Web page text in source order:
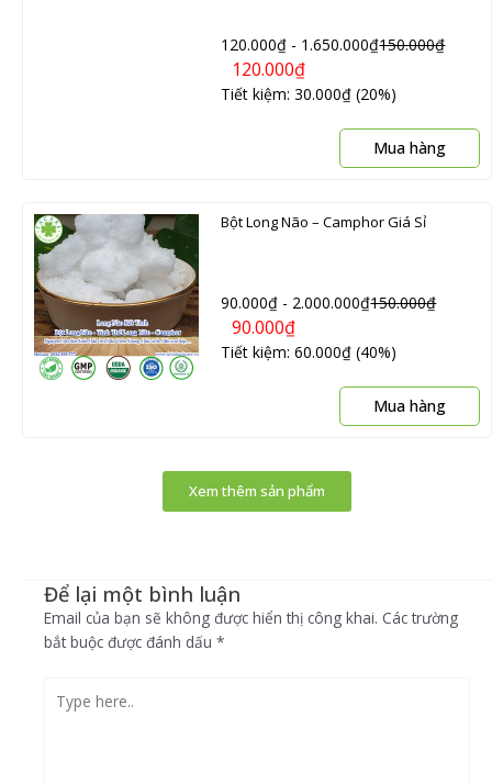
120.000₫ - 1.650.000₫150.000₫
120.000₫
Tiết kiệm: 30.000₫ (20%)
Mua hàng
Bột Long Não – Camphor Giá Sỉ
90.000₫ - 2.000.000₫150.000₫
90.000₫
Tiết kiệm: 60.000₫ (40%)
Mua hàng
Xem thêm sản phẩm
Để lại một bình luận
Email của bạn sẽ không được hiển thị công khai. Các trường
bắt buộc được đánh dấu *
here..